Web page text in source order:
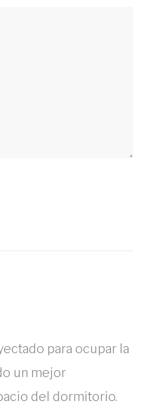
para ocupar la
un mejor
del dormitorio.